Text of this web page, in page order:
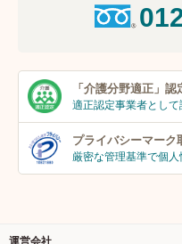
「介護分野適正」 認
適正認定事業者として
プライバシーマーク
厳密な管理基準で個人
運営会社